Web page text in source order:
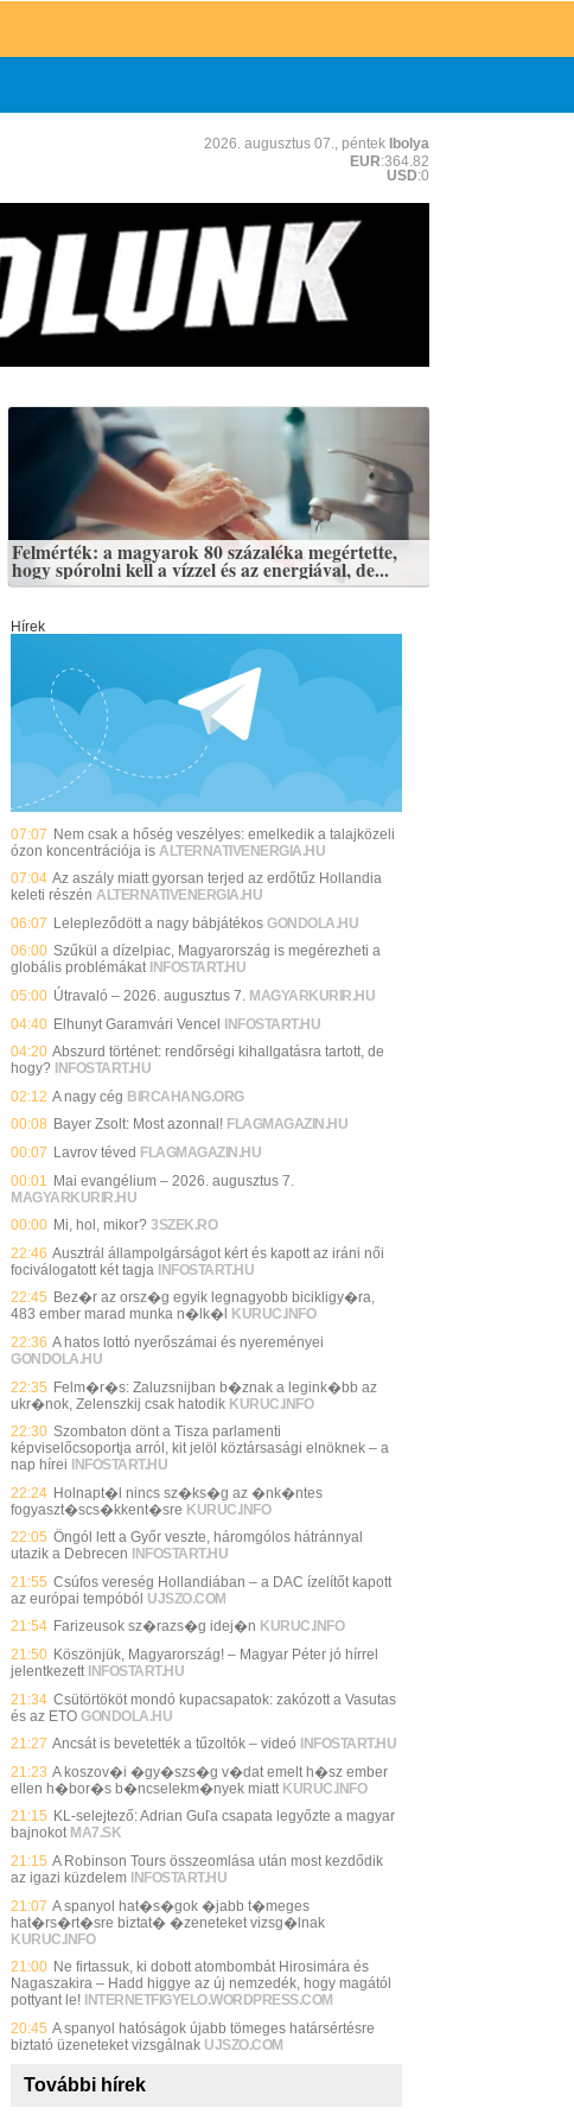
2026. augusztus 07., péntek Ibolya
EUR:364.82
USD:0
Felmérték: a magyarok 80 százaléka megértette,
hogy spórolni kell a vízzel és az energiával, de...
Hírek
07:07 Nem csak a hőség veszélyes: emelkedik a talajközeli
ózon koncentrációja is ALTERNATIVENERGIA.HU
07:04 Az aszály miatt gyorsan terjed az erdőtűz Hollandia
keleti részén ALTERNATIVENERGIA.HU
06:07 Lelepleződött a nagy bábjátékos GONDOLA.HU
06:00 Szűkül a dízelpiac, Magyarország is megérezheti a
globális problémákat INFOSTART.HU
05:00 Útravaló – 2026. augusztus 7. MAGYARKURIR.HU
04:40 Elhunyt Garamvári Vencel INFOSTART.HU
04:20 Abszurd történet: rendőrségi kihallgatásra tartott, de
hogy? INFOSTART.HU
02:12 A nagy cég BIRCAHANG.ORG
00:08 Bayer Zsolt: Most azonnal! FLAGMAGAZIN.HU
00:07 Lavrov téved FLAGMAGAZIN.HU
00:01
Mai evangélium – 2026. augusztus 7.
MAGYARKURIR.HU
00:00 Mi, hol, mikor? 3SZEK.RO
22:46 Ausztrál állampolgárságot kért és kapott az iráni női
fociválogatott két tagja INFOSTART.HU
22:45 Bez�r az orsz�g egyik legnagyobb bicikligy�ra,
483 ember marad munka n�lk�l KURUC.INFO
22:36 A hatos lottó nyerőszámai és nyereményei
GONDOLA.HU
22:35 Felm�r�s: Zaluzsnijban b�znak a legink�bb az
ukr�nok, Zelenszkij csak hatodik KURUC.INFO
22:30 Szombaton dönt a Tisza parlamenti
képviselőcsoportja arról, kit jelöl köztársasági elnöknek – a
nap hírei
INFOSTART.HU
22:24 Holnapt�l nincs sz�ks�g az �nk�ntes
fogyaszt�scs�kkent�sre KURUC.INFO
22:05 Öngól lett a Győr veszte, háromgólos hátránnyal
utazik a Debrecen
INFOSTART.HU
21:55 Csúfos vereség Hollandiában – a DAC ízelítőt kapott
az európai tempóból UJSZO.COM
21:54 Farizeusok sz�razs�g idej�n KURUC.INFO
21:50 Köszönjük, Magyarország! – Magyar Péter jó hírrel
jelentkezett INFOSTART.HU
21:34 Csütörtököt mondó kupacsapatok: zakózott a Vasutas
és az ETO GONDOLA.HU
21:27 Ancsát is bevetették a tűzoltók – videó
INFOSTART.HU
21:23 A koszov�i �gy�szs�g v�dat emelt h�sz ember
ellen h�bor�s b�ncselekm�nyek miatt KURUC.INFO
21:15 KL-selejtező: Adrian Guľa csapata legyőzte a magyar
bajnokot MA7.SK
21:15 A Robinson Tours összeomlása után most kezdődik
az igazi küzdelem INFOSTART.HU
21:07 A spanyol hat�s�gok �jabb t�meges
hat�rs�rt�sre biztat� �zeneteket vizsg�lnak
KURUC.INFO
21:00 Ne firtassuk, ki dobott atombombát Hirosimára és
Nagaszakira – Hadd higgye az új nemzedék, hogy magától
pottyant le! INTERNETFIGYELO.WORDPRESS.COM
20:45 A spanyol hatóságok újabb tömeges határsértésre
biztató üzeneteket vizsgálnak UJSZO.COM
További hírek